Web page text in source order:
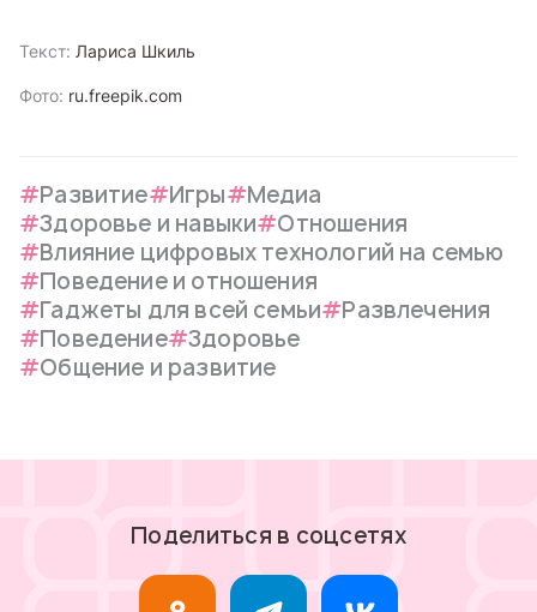
Текст: Лариса Шкиль
Фото: ru.freepik.com
Развитие Игры
Медиа
Здоровье и навыки
Отношения
Влияние цифровых технологий на семью
Поведение и отношения
Гаджеты для всей семьи
Развлечения
Поведение
Здоровье
Общение и развитие
Поделиться в соцсетях